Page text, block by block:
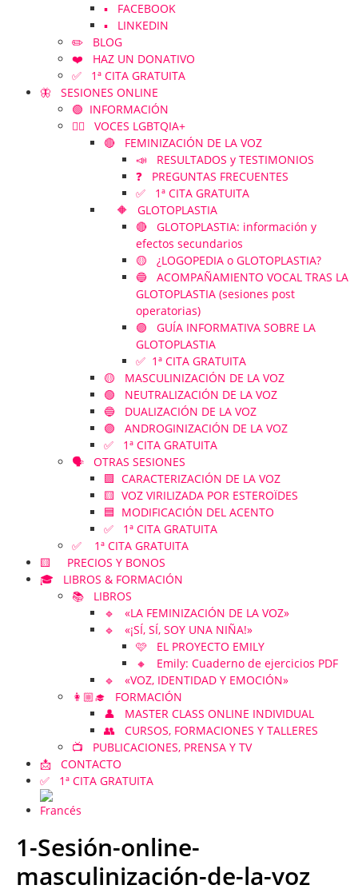
▪️ FACEBOOK
▪️ LINKEDIN
✏️ BLOG
❤️ HAZ UN DONATIVO
✅ 1ª CITA GRATUITA
🦋 SESIONES ONLINE
🟢 INFORMACIÓN
🏳️‍🌈 VOCES LGBTQIA+
🔴 FEMINIZACIÓN DE LA VOZ
📣 RESULTADOS y TESTIMONIOS
❓ PREGUNTAS FRECUENTES
✅ 1ª CITA GRATUITA
🔶 GLOTOPLASTIA
🔴 GLOTOPLASTIA: información y
efectos secundarios
🟡 ¿LOGOPEDIA o GLOTOPLASTIA?
🔵 ACOMPAÑAMIENTO VOCAL TRAS LA
GLOTOPLASTIA (sesiones post
operatorias)
🟣 GUÍA INFORMATIVA SOBRE LA
GLOTOPLASTIA
✅ 1ª CITA GRATUITA
🟡 MASCULINIZACIÓN DE LA VOZ
🟢 NEUTRALIZACIÓN DE LA VOZ
🔵 DUALIZACIÓN DE LA VOZ
🟣 ANDROGINIZACIÓN DE LA VOZ
✅ 1ª CITA GRATUITA
🗣️ OTRAS SESIONES
🟪 CARACTERIZACIÓN DE LA VOZ
🟨 VOZ VIRILIZADA POR ESTEROÏDES
🟦 MODIFICACIÓN DEL ACENTO
✅ 1ª CITA GRATUITA
✅ 1ª CITA GRATUITA
🟨 PRECIOS Y BONOS
🎓 LIBROS & FORMACIÓN
📚 LIBROS
🔹 «LA FEMINIZACIÓN DE LA VOZ»
🔹 «¡SÍ, SÍ, SOY UNA NIÑA!»
🩷 EL PROYECTO EMILY
🔸 Emily: Cuaderno de ejercicios PDF
🔹 «VOZ, IDENTIDAD Y EMOCIÓN»
👩🏼‍🎓 FORMACIÓN
👤 MASTER CLASS ONLINE INDIVIDUAL
👥 CURSOS, FORMACIONES Y TALLERES
📺 PUBLICACIONES, PRENSA Y TV
📩 CONTACTO
✅ 1ª CITA GRATUITA
1-Sesión-online-
masculinización-de-la-voz